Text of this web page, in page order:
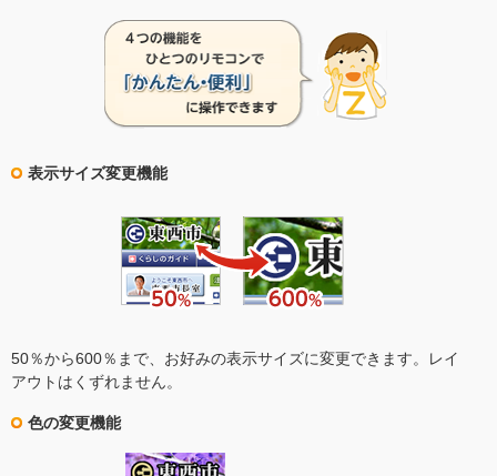
表示サイズ変更機能
50％から600％まで、お好みの表示サイズに変更できます。レイ
アウトはくずれません。
色の変更機能